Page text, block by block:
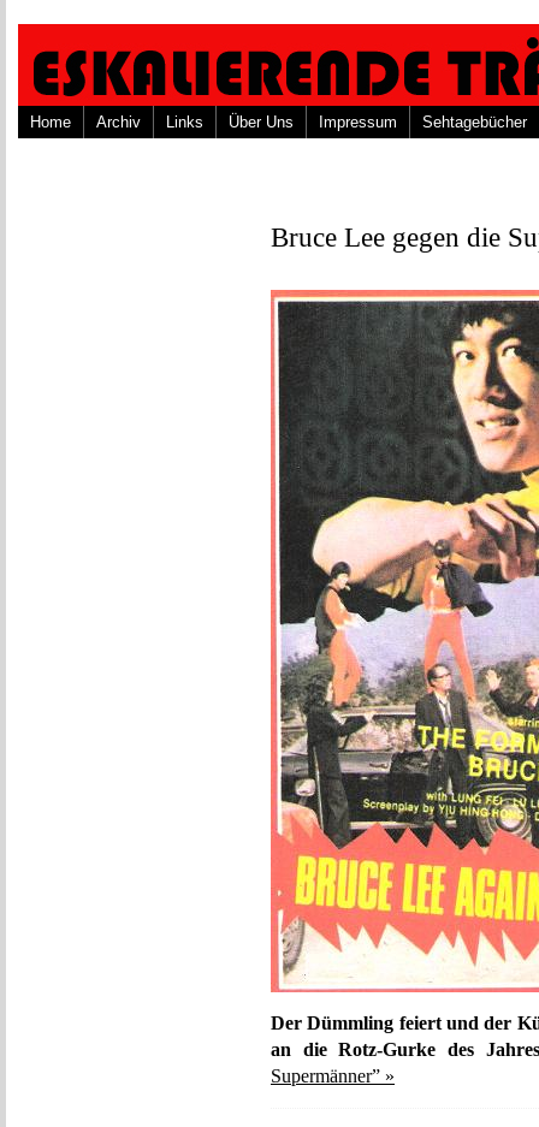
Home Archiv Links Über Uns Impressum Sehtagebücher
Bruce Lee gegen die
Der Dümmling feiert und der
an die Rotz-Gurke des
Supermänner” »